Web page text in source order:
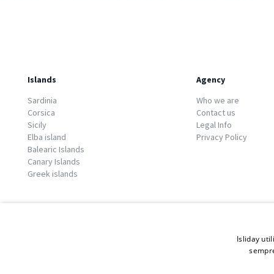
Islands
Sardinia
Corsica
Sicily
Elba island
Balearic Islands
Canary Islands
Greek islands
Agency
Who we are
Contact us
Legal Info
Privacy Policy
© 2026 Copyright GATE S.r.l - Via G. Cacciò 5 - 57034 Portoferraio -
Isliday